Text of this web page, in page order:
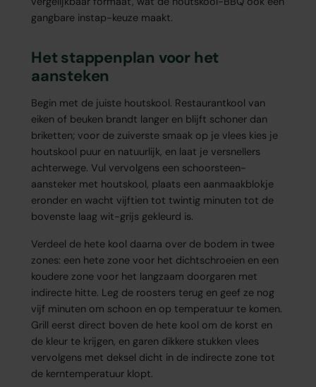
gangbare instap-keuze maakt.
Het stappenplan voor het
aansteken
Begin met de juiste houtskool. Restaurantkool van
eiken of beuken brandt langer en blijft schoner dan
briketten; voor de zuiverste smaak op je vlees kies je
houtskool puur en natuurlijk, en laat je versnellers
achterwege. Vul vervolgens een schoorsteen-
aansteker met houtskool, plaats een aanmaakblokje
eronder en wacht vijftien tot twintig minuten tot de
bovenste laag wit-grijs gekleurd is.
Verdeel de hete kool daarna over de bodem in twee
zones: een hete zone voor het dichtschroeien en een
koudere zone voor het langzaam doorgaren met
indirecte hitte. Leg de roosters terug en geef ze nog
vijf minuten om schoon en op temperatuur te komen.
Grill eerst direct boven de hete kool om de korst en
de kleur te krijgen, en garen dikkere stukken vlees
vervolgens met deksel dicht in de indirecte zone tot
de kerntemperatuur klopt.